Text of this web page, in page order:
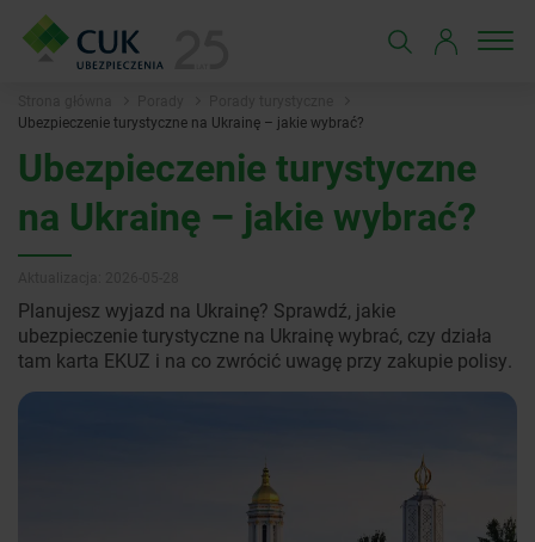
Ubezpieczenie turystyczne na Ukrainę – jakie wybrać?
Ubezpieczenie turystyczne
na Ukrainę – jakie wybrać?
Planujesz wyjazd na Ukrainę? Sprawdź, jakie
ubezpieczenie turystyczne na Ukrainę wybrać, czy działa
tam karta EKUZ i na co zwrócić uwagę przy zakupie polisy.